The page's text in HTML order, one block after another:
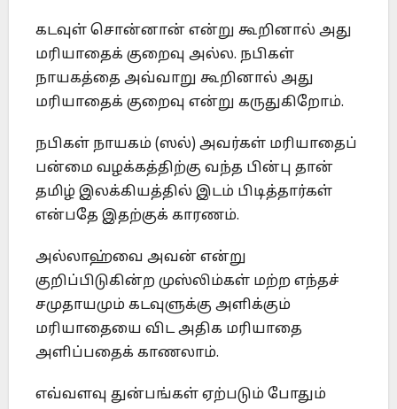
கடவுள் சொன்னான் என்று கூறினால் அது
மரியாதைக் குறைவு அல்ல. நபிகள்
நாயகத்தை அவ்வாறு கூறினால் அது
மரியாதைக் குறைவு என்று கருதுகிறோம்.
நபிகள் நாயகம் (ஸல்) அவர்கள் மரியாதைப்
பன்மை வழக்கத்திற்கு வந்த பின்பு தான்
தமிழ் இலக்கியத்தில் இடம் பிடித்தார்கள்
என்பதே இதற்குக் காரணம்.
அல்லாஹ்வை அவன் என்று
குறிப்பிடுகின்ற முஸ்லிம்கள் மற்ற எந்தச்
சமுதாயமும் கடவுளுக்கு அளிக்கும்
மரியாதையை விட அதிக மரியாதை
அளிப்பதைக் காணலாம்.
எவ்வளவு துன்பங்கள் ஏற்படும் போதும்